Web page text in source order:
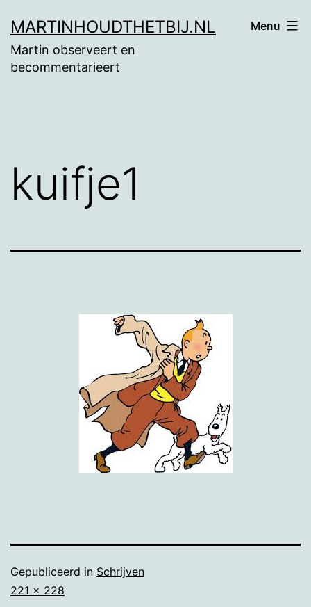
naar
de
MARTINHOUDTHETBIJ.NL
Martin observeert en
becommentarieert
Menu
kuifje1
Gepubliceerd in Schrijven
Volledige
221 × 228